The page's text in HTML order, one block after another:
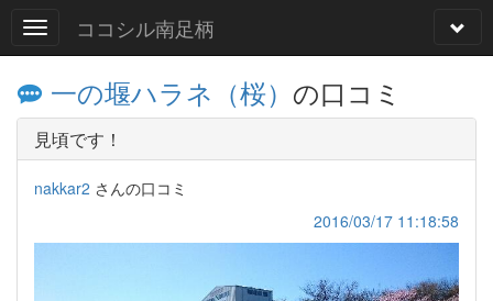
ココシル南足柄
一の堰ハラネ（桜） の口コミ
見頃です！
nakkar2 さんの口コミ
2016/03/17 11:18:58